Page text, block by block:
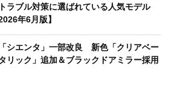
トラブル対策に選ばれている人気モデル
年6月版】
シエンタ」一部改良 新色「クリアベー
リック」追加＆ブラックドアミラー採用